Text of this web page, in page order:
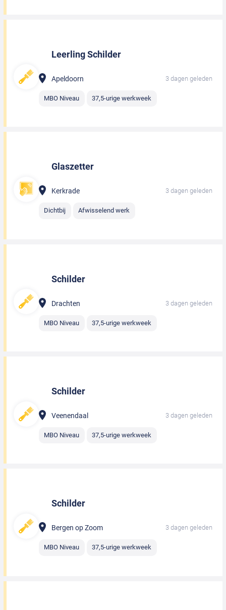
Leerling Schilder
Apeldoorn 3 dagen geleden
MBO Niveau 37,5-urige werkweek
Glaszetter
Kerkrade 3 dagen geleden
Dichtbij Afwisselend werk
Schilder
Drachten 3 dagen geleden
MBO Niveau 37,5-urige werkweek
Schilder
Veenendaal 3 dagen geleden
MBO Niveau 37,5-urige werkweek
Schilder
Bergen op Zoom 3 dagen geleden
MBO Niveau 37,5-urige werkweek